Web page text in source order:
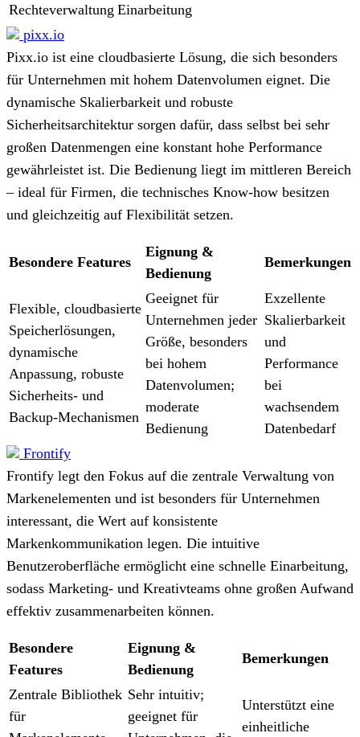
Rechteverwaltung Einarbeitung
pixx.io
Pixx.io ist eine cloudbasierte Lösung, die sich besonders
für Unternehmen mit hohem Datenvolumen eignet. Die
dynamische Skalierbarkeit und robuste
Sicherheitsarchitektur sorgen dafür, dass selbst bei sehr
großen Datenmengen eine konstant hohe Performance
gewährleistet ist. Die Bedienung liegt im mittleren Bereich
– ideal für Firmen, die technisches Know-how besitzen
und gleichzeitig auf Flexibilität setzen.
Besondere Features
Eignung &
Bedienung
Bemerkungen
Flexible, cloudbasierte
Speicherlösungen,
dynamische
Anpassung, robuste
Sicherheits- und
Backup-Mechanismen
Geeignet für
Unternehmen jeder
Größe, besonders
bei hohem
Datenvolumen;
moderate
Bedienung
Exzellente
Skalierbarkeit
und
Performance
bei
wachsendem
Datenbedarf
Frontify
Frontify legt den Fokus auf die zentrale Verwaltung von
Markenelementen und ist besonders für Unternehmen
interessant, die Wert auf konsistente
Markenkommunikation legen. Die intuitive
Benutzeroberfläche ermöglicht eine schnelle Einarbeitung,
sodass Marketing- und Kreativteams ohne großen Aufwand
effektiv zusammenarbeiten können.
Besondere
Features
Eignung &
Bedienung
Bemerkungen
Zentrale Bibliothek
für
Sehr intuitiv;
geeignet für
Unterstützt eine
einheitliche